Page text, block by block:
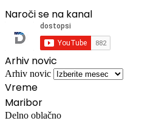
Naroči se na kanal
Arhiv novic
Arhiv novic
Vreme
Maribor
Delno oblačno